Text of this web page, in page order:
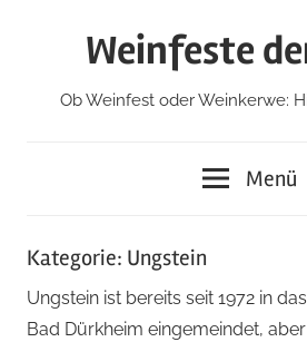
Weinfeste
Ob Weinfest oder Weinkerwe:
Menü
Kategorie: Ungstein
Ungstein ist bereits seit 1972 in
Bad Dürkheim eingemeindet,